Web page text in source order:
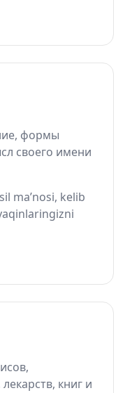
формы
своего имени
ma’nosi, kelib
книг и